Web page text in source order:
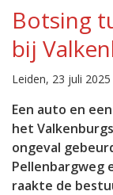
Botsing
bij
Leiden, 23 juli
Een auto en
het
ongeval
Pellenbargweg
raakte de